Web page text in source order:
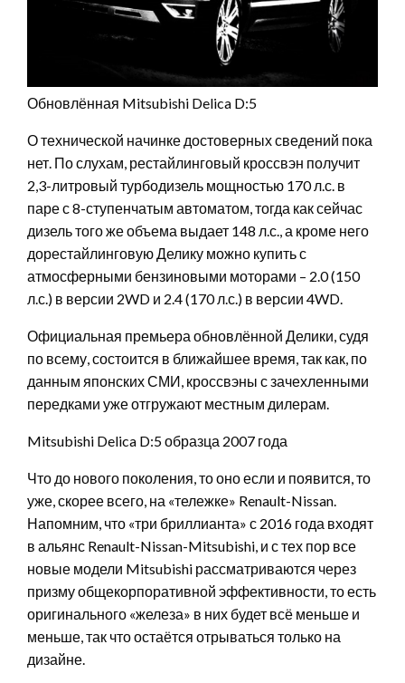
Обновлённая Mitsubishi Delica D:5
О технической начинке достоверных сведений пока
нет. По слухам, рестайлинговый кроссвэн получит
2,3-литровый турбодизель мощностью 170 л.с. в
паре с 8-ступенчатым автоматом, тогда как сейчас
дизель того же объема выдает 148 л.с., а кроме него
дорестайлинговую Делику можно купить с
атмосферными бензиновыми моторами – 2.0 (150
л.с.) в версии 2WD и 2.4 (170 л.с.) в версии 4WD.
Официальная премьера обновлённой Делики, судя
по всему, состоится в ближайшее время, так как, по
данным японских СМИ, кроссвэны с зачехленными
передками уже отгружают местным дилерам.
Mitsubishi Delica D:5 образца 2007 года
Что до нового поколения, то оно если и появится, то
уже, скорее всего, на «тележке» Renault-Nissan.
Напомним, что «три бриллианта» с 2016 года входят
в альянс Renault-Nissan-Mitsubishi, и с тех пор все
новые модели Mitsubishi рассматриваются через
призму общекорпоративной эффективности, то есть
оригинального «железа» в них будет всё меньше и
меньше, так что остаётся отрываться только на
дизайне.